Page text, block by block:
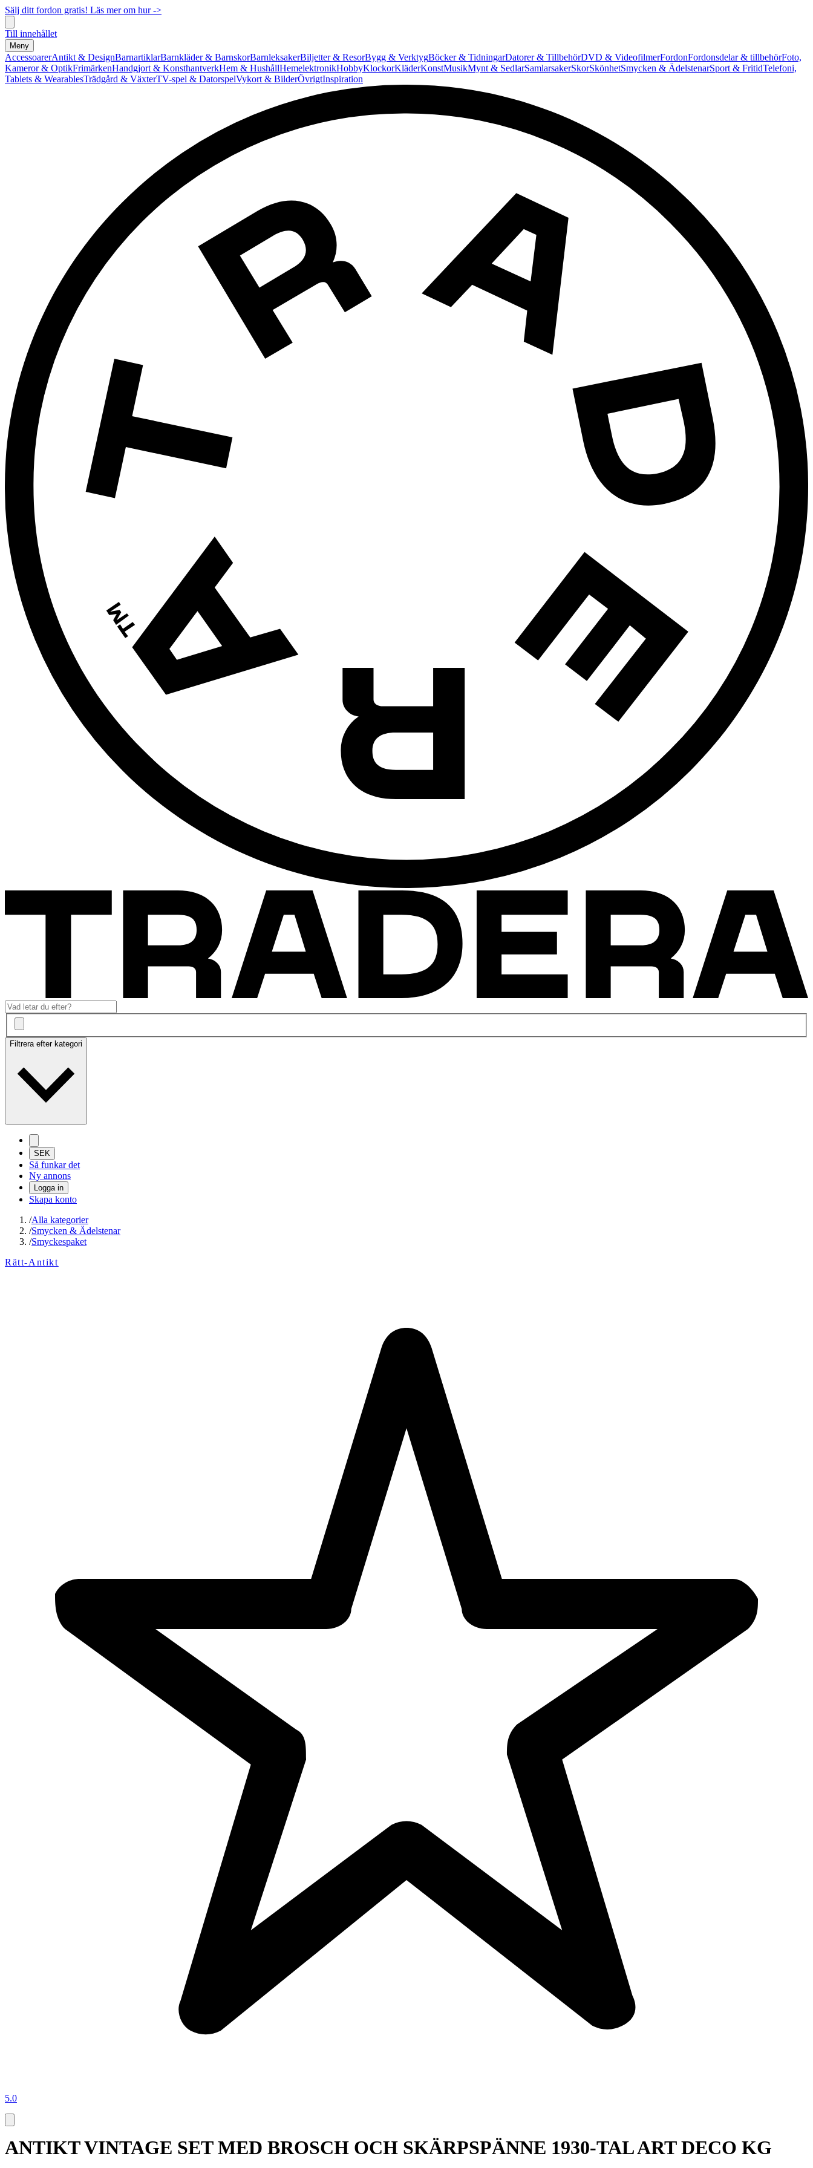
Sälj ditt fordon gratis! Läs mer om hur ->
Till innehållet
Meny
AccessoarerAntikt & DesignBarnartiklarBarnkläder & BarnskorBarnleksakerBiljetter & ResorBygg & VerktygBöcker & TidningarDatorer & TillbehörDVD & VideofilmerFordonFordonsdelar & tillbehörFoto,
Kameror & OptikFrimärkenHandgjort & KonsthantverkHem & HushållHemelektronikHobbyKlockorKläderKonstMusikMynt & SedlarSamlarsakerSkorSkönhetSmycken & ÄdelstenarSport & FritidTelefoni,
Tablets & WearablesTrädgård & VäxterTV-spel & DatorspelVykort & BilderÖvrigtInspiration
Filtrera efter kategori
SEK
Så funkar det
Ny annons
Logga in
Skapa konto
/Alla kategorier
/Smycken & Ädelstenar
/Smyckespaket
Rätt-Antikt
5.0
ANTIKT VINTAGE SET MED BROSCH OCH SKÄRPSPÄNNE 1930-TAL ART DECO KG